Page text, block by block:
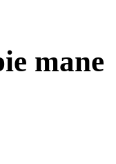
mane